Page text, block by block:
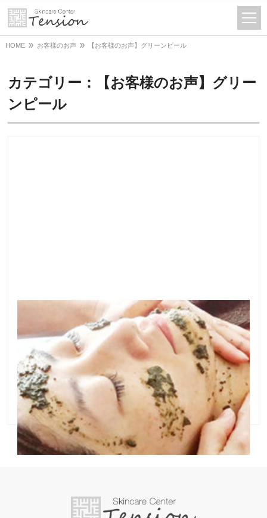
HOME お客様のお声 【お客様のお声】グリーンピール
カテゴリー：【お客様のお声】グリー
ンピール
【お客様のお声】本当にイイです！！！
1ヶ月近く前にお書きいただいたのに掲載が遅くなっ
てしまいごめんなさい！Fさま（>_<） でもとっても
喜んでいただけているお声で嬉しいです！ 【お客様の
お声／グリーンピール】一度できたらなかなか消えな
いボコッっとしたニキビにずっと悩んで …